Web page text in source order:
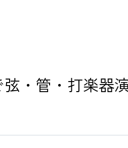
大学紹介
弦・管・打楽器